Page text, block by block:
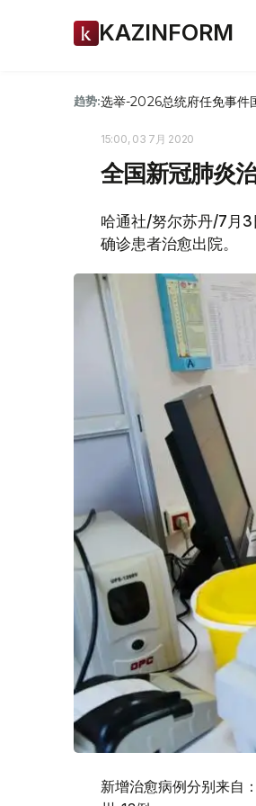
KAZINFORM
趋势:选举-2026总统府任免事件
15:00, 03 7月 2020
全国新冠肺炎
哈通社/努尔苏丹/7月
确诊患者治愈出院。
新增治愈病例分别来自